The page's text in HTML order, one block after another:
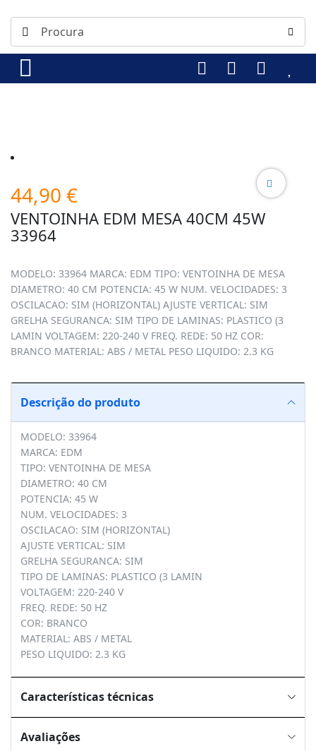
44,90 €
VENTOINHA EDM MESA 40CM 45W
33964
MODELO: 33964 MARCA: EDM TIPO: VENTOINHA DE MESA
DIAMETRO: 40 CM POTENCIA: 45 W NUM. VELOCIDADES: 3
OSCILACAO: SIM (HORIZONTAL) AJUSTE VERTICAL: SIM
GRELHA SEGURANCA: SIM TIPO DE LAMINAS: PLASTICO (3
LAMIN VOLTAGEM: 220-240 V FREQ. REDE: 50 HZ COR:
BRANCO MATERIAL: ABS / METAL PESO LIQUIDO: 2.3 KG
Descrição do produto
MODELO: 33964
MARCA: EDM
TIPO: VENTOINHA DE MESA
DIAMETRO: 40 CM
POTENCIA: 45 W
NUM. VELOCIDADES: 3
OSCILACAO: SIM (HORIZONTAL)
AJUSTE VERTICAL: SIM
GRELHA SEGURANCA: SIM
TIPO DE LAMINAS: PLASTICO (3 LAMIN
VOLTAGEM: 220-240 V
FREQ. REDE: 50 HZ
COR: BRANCO
MATERIAL: ABS / METAL
PESO LIQUIDO: 2.3 KG
Características técnicas
Avaliações